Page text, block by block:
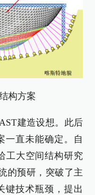
构方案
建造设想。此后
一直未能确定。自
工大空间结构研究
的预研，突破了主
键技术瓶颈，提出